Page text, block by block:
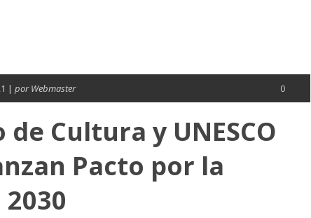
| por Webmaster 0
Cultura y UNESCO
Pacto por la